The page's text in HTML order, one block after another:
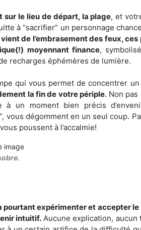
sur le lieu de départ, la plage, et
à “sacrifier” un personnage
de l’embrasement des feux,
moyennant finance,
recharges éphémères de lumière.
qui vous permet de concentrer un
la fin de votre périple. Non pas
à un moment bien précis
vous dégomment en un seul coup.
poussent à l’accalmie!
expérimenter et accepter
intuitif.Aucune explication, aucun